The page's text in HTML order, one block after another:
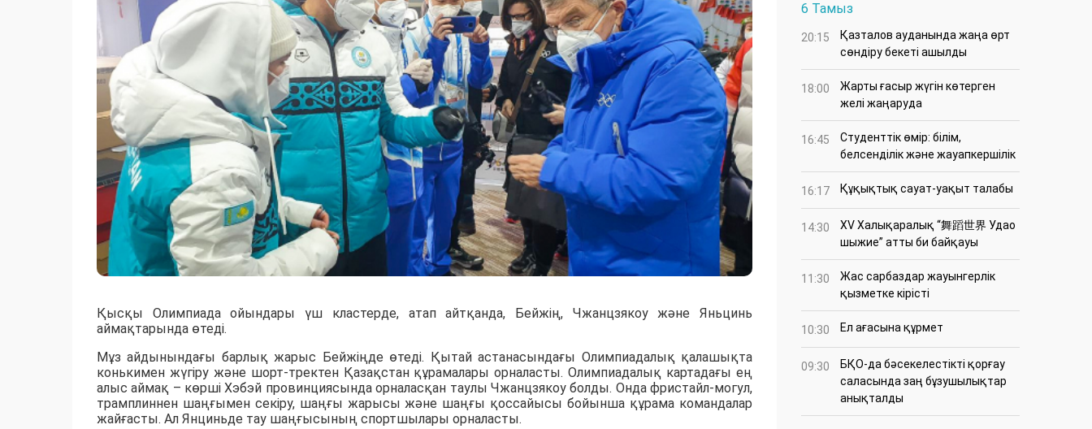
Қысқы Олимпиада ойындары үш кластерде, атап айтқанда, Бейжің, Чжанцзякоу және Яньцинь
аймақтарында өтеді.
Мұз айдынындағы барлық жарыс Бейжіңде өтеді. Қытай астанасындағы Олимпиадалық қалашықта
конькимен жүгіру және шорт-тректен Қазақстан құрамалары орналасты. Олимпиадалық картадағы ең
алыс аймақ – көрші Хэбэй провинциясында орналасқан таулы Чжанцзякоу болды. Онда фристайл-могул,
трамплиннен шаңғымен секіру, шаңғы жарысы және шаңғы қоссайысы бойынша құрама командалар
жайғасты. Ал Янциньде тау шаңғысының спортшылары орналасты.
6 Тамыз
20:15
Қазталов ауданында жаңа өрт
сөндіру бекеті ашылды
18:00
Жарты ғасыр жүгін көтерген
желі жаңаруда
16:45
Студенттік өмір: білім,
белсенділік және жауапкершілік
16:17 Құқықтық сауат-уақыт талабы
14:30
XV Халықаралық “舞蹈世界 Удао
шыжие” атты би байқауы
11:30
Жас сарбаздар жауынгерлік
қызметке кірісті
10:30 Ел ағасына құрмет
09:30
БҚО-да бәсекелестікті қорғау
саласында заң бұзушылықтар
анықталды